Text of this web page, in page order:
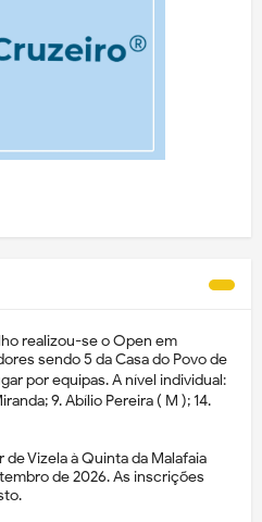
realizou-se o Open em
sendo 5 da Casa do Povo de
por equipas. A nível individual:
9. Abílio Pereira ( M ); 14.
de Vizela à Quinta da Malafaia
de 2026. As inscrições